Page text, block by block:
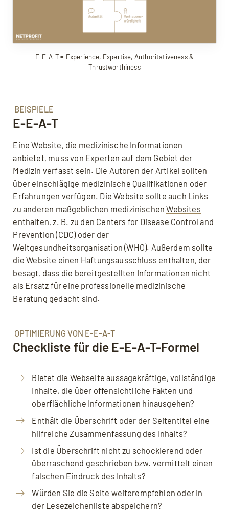
E-E-A-T = Experience, Expertise, Authoritativeness &
Thrustworthiness
BEISPIELE
E-E-A-T
Eine Website, die medizinische Informationen
anbietet, muss von Experten auf dem Gebiet der
Medizin verfasst sein. Die Autoren der Artikel sollten
über einschlägige medizinische Qualifikationen oder
Erfahrungen verfügen. Die Website sollte auch Links
zu anderen maßgeblichen medizinischenWebsites
enthalten, z. B. zu den Centers for Disease Control and
Prevention (CDC) oder der
Weltgesundheitsorganisation (WHO). Außerdem sollte
die Website einen Haftungsausschluss enthalten, der
besagt, dass die bereitgestellten Informationen nicht
als Ersatz für eine professionelle medizinische
Beratung gedacht sind.
OPTIMIERUNG VON E-E-A-T
Checkliste für die E-E-A-T-Formel
Bietet die Webseite aussagekräftige, vollständige
Inhalte, die über offensichtliche Fakten und
oberflächliche Informationen hinausgehen?
Enthält die Überschrift oder der Seitentitel eine
hilfreiche Zusammenfassung des Inhalts?
Ist die Überschrift nicht zu schockierend oder
überraschend geschrieben bzw. vermittelt einen
falschen Eindruck des Inhalts?
Würden Sie die Seite weiterempfehlen oder in
der Lesezeichenliste abspeichern?